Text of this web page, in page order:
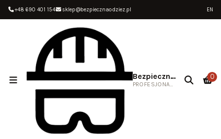
+48 690 401 154 sklep@bezpiecznaodziez.pl EN
Bezpieczna Odzież
PROFESJONALNA ODZIEŻ ROBOCZA
0